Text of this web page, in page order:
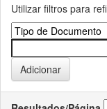
Utilizar filtros para